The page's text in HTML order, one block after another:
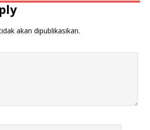
akan dipublikasikan.